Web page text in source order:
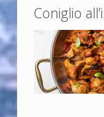
Coniglio